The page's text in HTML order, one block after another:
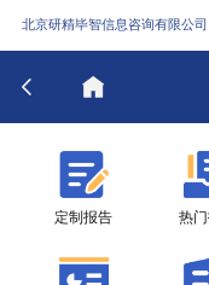
北京研精毕智信息咨询有限公司
定制报告 热